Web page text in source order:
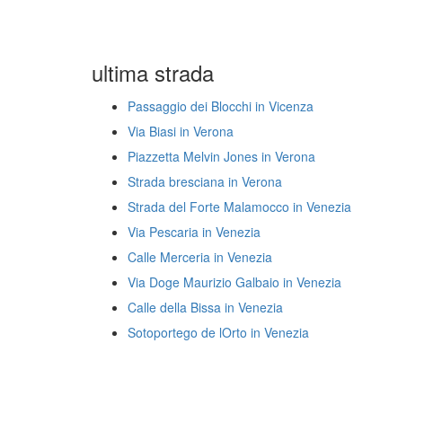
ultima strada
Passaggio dei Blocchi in Vicenza
Via Biasi in Verona
Piazzetta Melvin Jones in Verona
Strada bresciana in Verona
Strada del Forte Malamocco in Venezia
Via Pescaria in Venezia
Calle Merceria in Venezia
Via Doge Maurizio Galbaio in Venezia
Calle della Bissa in Venezia
Sotoportego de lOrto in Venezia